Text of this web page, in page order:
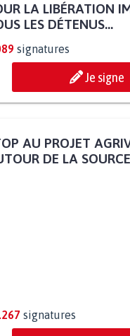
LA LIBÉRATION
LES DÉTENUS...
signatures
Je signe
signatures